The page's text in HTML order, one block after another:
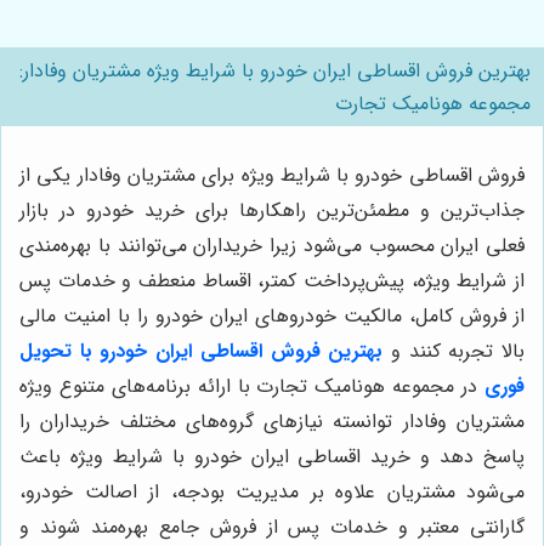
بهترین فروش اقساطی ایران خودرو با شرایط ویژه مشتریان وفادار:
مجموعه هونامیک تجارت
فروش اقساطی خودرو با شرایط ویژه برای مشتریان وفادار یکی از
جذاب‌ترین و مطمئن‌ترین راهکارها برای خرید خودرو در بازار
فعلی ایران محسوب می‌شود زیرا خریداران می‌توانند با بهره‌مندی
از شرایط ویژه، پیش‌پرداخت کمتر، اقساط منعطف و خدمات پس
از فروش کامل، مالکیت خودروهای ایران خودرو را با امنیت مالی
بالا تجربه کنند و بهترین فروش اقساطی ایران خودرو با تحویل
فوری در مجموعه هونامیک تجارت با ارائه برنامه‌های متنوع ویژه
مشتریان وفادار توانسته نیازهای گروه‌های مختلف خریداران را
پاسخ دهد و خرید اقساطی ایران خودرو با شرایط ویژه باعث
می‌شود مشتریان علاوه بر مدیریت بودجه، از اصالت خودرو،
گارانتی معتبر و خدمات پس از فروش جامع بهره‌مند شوند و